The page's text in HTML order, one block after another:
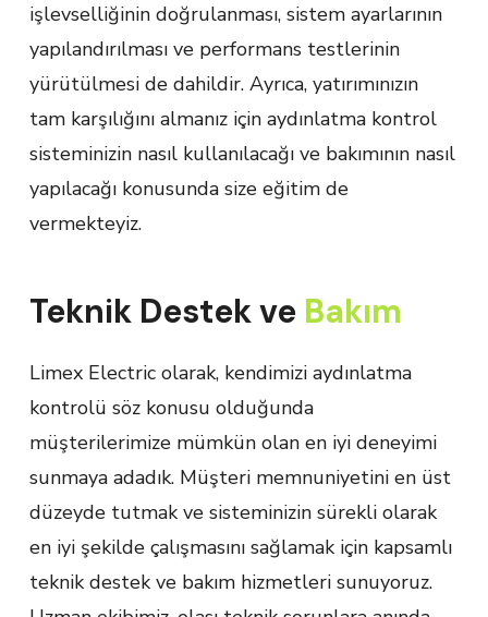
işlevselliğinin doğrulanması, sistem ayarlarının
yapılandırılması ve performans testlerinin
yürütülmesi de dahildir. Ayrıca, yatırımınızın
tam karşılığını almanız için aydınlatma kontrol
sisteminizin nasıl kullanılacağı ve bakımının nasıl
yapılacağı konusunda size eğitim de
vermekteyiz.
Teknik Destek ve Bakım
Limex Electric olarak, kendimizi aydınlatma
kontrolü söz konusu olduğunda
müşterilerimize mümkün olan en iyi deneyimi
sunmaya adadık. Müşteri memnuniyetini en üst
düzeyde tutmak ve sisteminizin sürekli olarak
en iyi şekilde çalışmasını sağlamak için kapsamlı
teknik destek ve bakım hizmetleri sunuyoruz.